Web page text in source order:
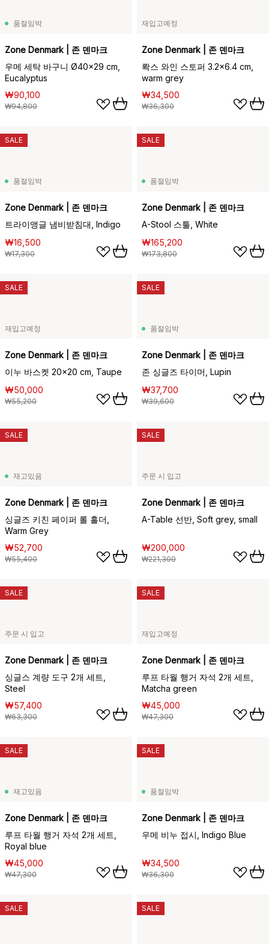
품절임박
Zone Denmark | 존 덴마크
우메 세탁 바구니 Ø40x29 cm,
Eucalyptus
₩90,100
₩94,800
재입고예정
Zone Denmark | 존 덴마크
롹스 와인 스토퍼 3.2x6.4 cm,
warm grey
₩34,500
₩36,300
품절임박
Zone Denmark | 존 덴마크
트라이앵글 냄비받침대, Indigo
₩16,500
₩17,300
SALE
품절임박
Zone Denmark | 존 덴마크
A-Stool 스툴, White
₩165,200
₩173,800
SALE
재입고예정
Zone Denmark | 존 덴마크
이누 바스켓 20x20 cm, Taupe
₩50,000
₩55,200
SALE
품절임박
Zone Denmark | 존 덴마크
존 싱글즈 타이머, Lupin
₩37,700
₩39,600
SALE
재고있음
Zone Denmark | 존 덴마크
싱글즈 키친 페이퍼 롤 홀더,
Warm Grey
₩52,700
₩55,400
SALE
주문 시 입고
Zone Denmark | 존 덴마크
A-Table 선반, Soft grey, small
₩200,000
₩221,300
SALE
주문 시 입고
Zone Denmark | 존 덴마크
싱글스 계량 도구 2개 세트,
Steel
₩57,400
₩63,300
SALE
재입고예정
Zone Denmark | 존 덴마크
루프 타월 행거 자석 2개 세트,
Matcha green
₩45,000
₩47,300
SALE
재고있음
Zone Denmark | 존 덴마크
루프 타월 행거 자석 2개 세트,
Royal blue
₩45,000
₩47,300
SALE
품절임박
Zone Denmark | 존 덴마크
우메 비누 접시, Indigo Blue
₩34,500
₩36,300
SALE
SALE SALE